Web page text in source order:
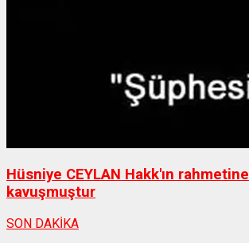
Hüsniye CEYLAN Hakk'ın rahmetine
kavuşmuştur
SON DAKİKA